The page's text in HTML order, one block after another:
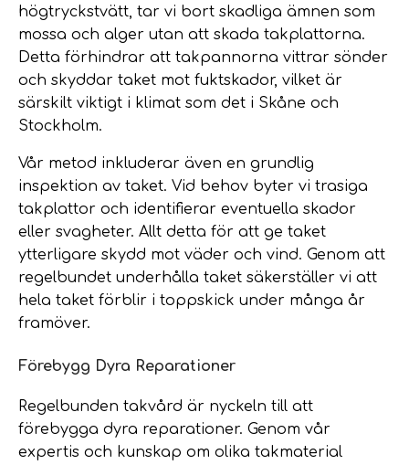
högtryckstvätt, tar vi bort skadliga ämnen som
mossa och alger utan att skada takplattorna.
Detta förhindrar att takpannorna vittrar sönder
och skyddar taket mot fuktskador, vilket är
särskilt viktigt i klimat som det i Skåne och
Stockholm.
Vår metod inkluderar även en grundlig
inspektion av taket. Vid behov byter vi trasiga
takplattor och identifierar eventuella skador
eller svagheter. Allt detta för att ge taket
ytterligare skydd mot väder och vind. Genom att
regelbundet underhålla taket säkerställer vi att
hela taket förblir i toppskick under många år
framöver.
Förebygg Dyra Reparationer
Regelbunden takvård är nyckeln till att
förebygga dyra reparationer. Genom vår
expertis och kunskap om olika takmaterial